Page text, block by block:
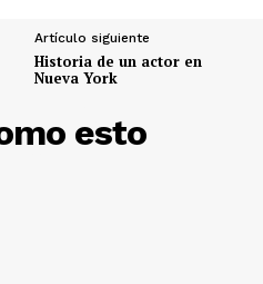
Artículo siguiente
Historia de un actor en
Nueva York
esto